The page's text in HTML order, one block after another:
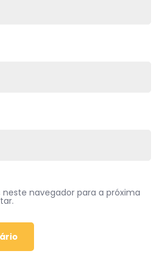
neste navegador para a próxima